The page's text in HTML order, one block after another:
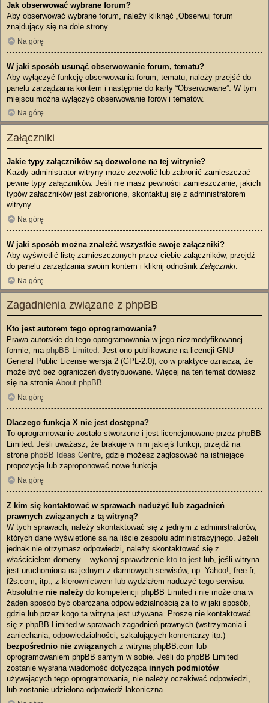
Jak obserwować wybrane forum?
Aby obserwować wybrane forum, należy kliknąć „Obserwuj forum”
znajdujący się na dole strony.
Na górę
W jaki sposób usunąć obserwowanie forum, tematu?
Aby wyłączyć funkcję obserwowania forum, tematu, należy przejść do
panelu zarządzania kontem i następnie do karty “Obserwowane”. W tym
miejscu można wyłączyć obserwowanie forów i tematów.
Na górę
Załączniki
Jakie typy załączników są dozwolone na tej witrynie?
Każdy administrator witryny może zezwolić lub zabronić zamieszczać
pewne typy załączników. Jeśli nie masz pewności zamieszczanie, jakich
typów załączników jest zabronione, skontaktuj się z administratorem
witryny.
Na górę
W jaki sposób można znaleźć wszystkie swoje załączniki?
Aby wyświetlić listę zamieszczonych przez ciebie załączników, przejdź
do panelu zarządzania swoim kontem i kliknij odnośnikZałączniki.
Na górę
Zagadnienia związane z phpBB
Kto jest autorem tego oprogramowania?
Prawa autorskie do tego oprogramowania w jego niezmodyfikowanej
formie, ma phpBB Limited. Jest ono publikowane na licencji GNU
General Public License wersja 2 (GPL-2.0), co w praktyce oznacza, że
może być bez ograniczeń dystrybuowane. Więcej na ten temat dowiesz
się na stronie About phpBB.
Na górę
Dlaczego funkcja X nie jest dostępna?
To oprogramowanie zostało stworzone i jest licencjonowane przez phpBB
Limited. Jeśli uważasz, że brakuje w nim jakiejś funkcji, przejdź na
stronę phpBB Ideas Centre, gdzie możesz zagłosować na istniejące
propozycje lub zaproponować nowe funkcje.
Na górę
Z kim się kontaktować w sprawach nadużyć lub zagadnień
prawnych związanych z tą witryną?
W tych sprawach, należy skontaktować się z jednym z administratorów,
których dane wyświetlone są na liście zespołu administracyjnego. Jeżeli
jednak nie otrzymasz odpowiedzi, należy skontaktować się z
właścicielem domeny – wykonaj sprawdzenie kto to jest lub, jeśli witryna
jest uruchomiona na jednym z darmowych serwisów, np. Yahoo!, free.fr,
f2s.com, itp., z kierownictwem lub wydziałem nadużyć tego serwisu.
Absolutnie nie należy do kompetencji phpBB Limited i nie może ona w
żaden sposób być obarczana odpowiedzialnością za to w jaki sposób,
gdzie lub przez kogo ta witryna jest używana. Proszę nie kontaktować
się z phpBB Limited w sprawach zagadnień prawnych (wstrzymania i
zaniechania, odpowiedzialności, szkalujących komentarzy itp.)
bezpośrednio nie związanych z witryną phpBB.com lub
oprogramowaniem phpBB samym w sobie. Jeśli do phpBB Limited
zostanie wysłana wiadomość dotycząca innych podmiotów
używających tego oprogramowania, nie należy oczekiwać odpowiedzi,
lub zostanie udzielona odpowiedź lakoniczna.